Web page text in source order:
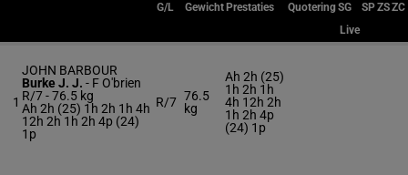
G/L Gewicht Prestaties QuoteringSG SPZSZC
Live
1
JOHN BARBOUR
Burke J. J. - F O'brien
R/7 -76.5 kg
Ah 2h (25) 1h 2h 1h 4h
12h 2h 1h 2h 4p (24)
1p
R/7 76.5
kg
Ah 2h (25)
1h 2h 1h
4h 12h 2h
1h 2h 4p
(24) 1p